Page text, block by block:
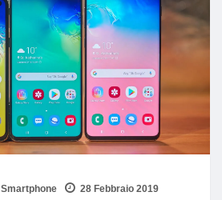
Smartphone 28 Febbraio 2019